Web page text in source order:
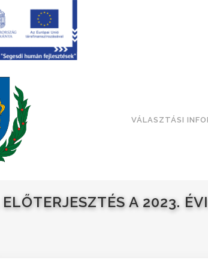
VÁLASZTÁSI
A 2023.